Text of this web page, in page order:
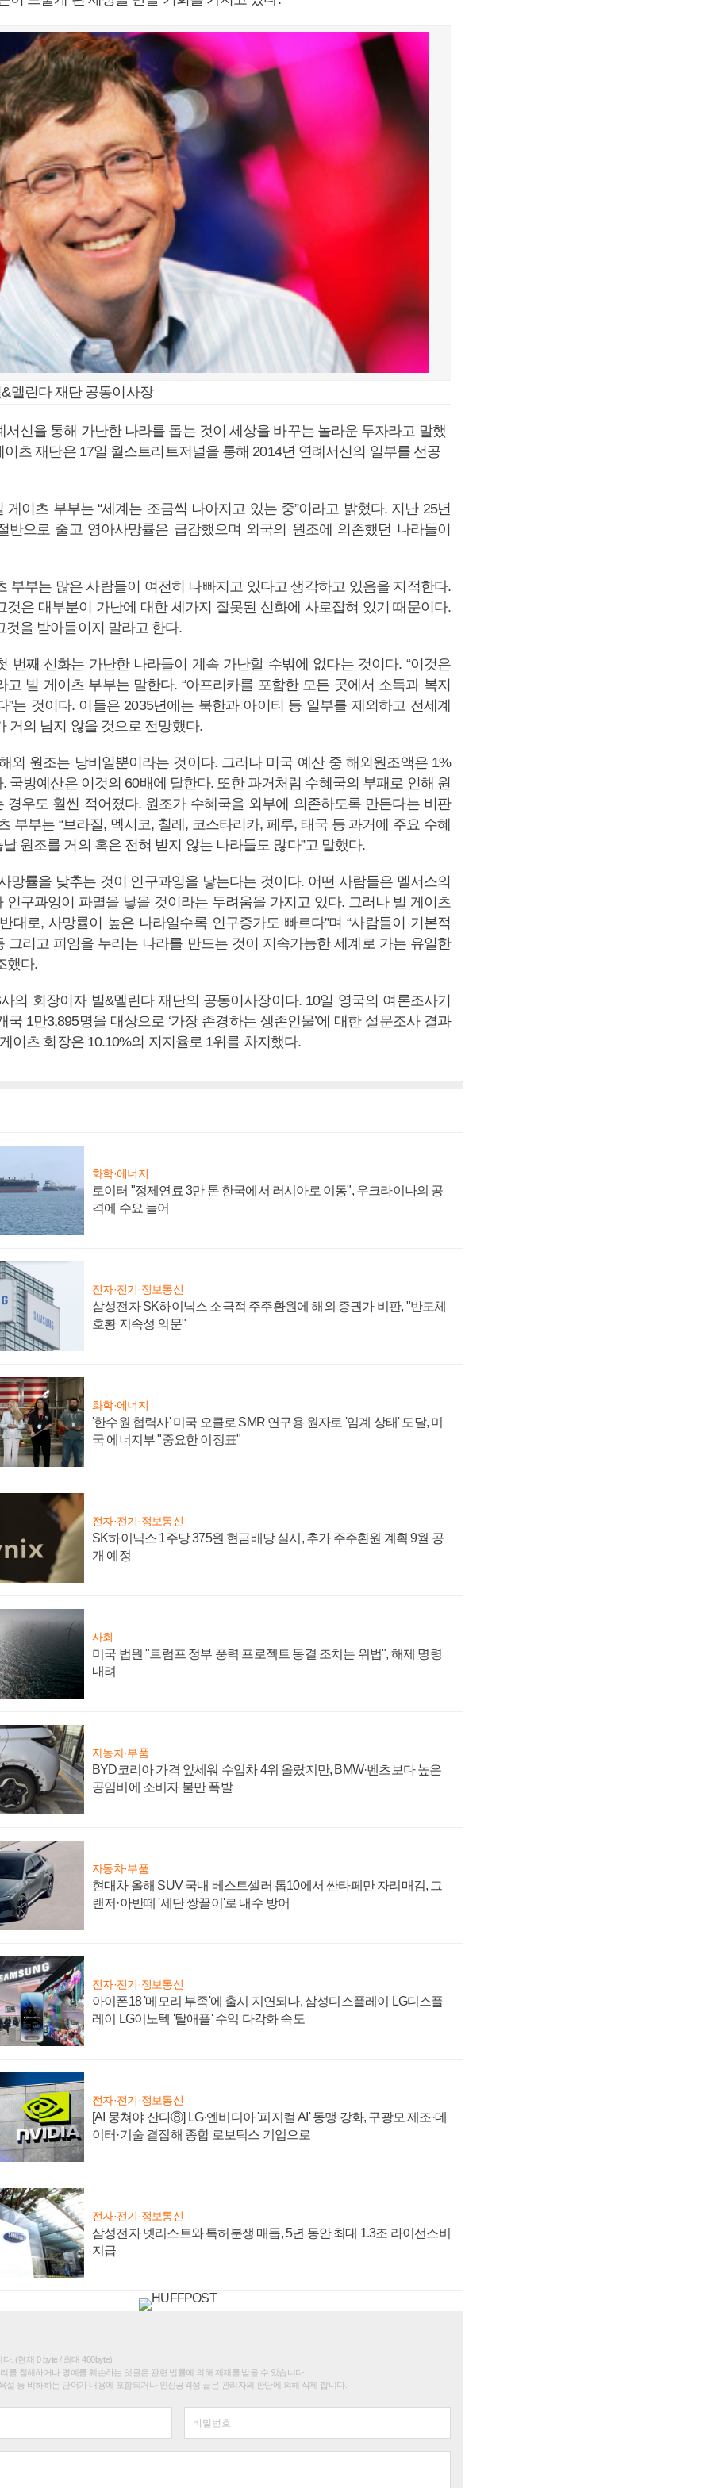
멜린다 재단 공동이사장
서신을 통해 가난한 나라를 돕는 것이 세상을 바꾸는 놀라운 투자라고 말했
이츠 재단은 17일 월스트리트저널을 통해 2014년 연례서신의 일부를 선공
게이츠 부부는 “세계는 조금씩 나아지고 있는 중”이라고 밝혔다. 지난 25년
반으로 줄고 영아사망률은 급감했으며 외국의 원조에 의존했던 나라들이
부부는 많은 사람들이 여전히 나빠지고 있다고 생각하고 있음을 지적한다.
것은 대부분이 가난에 대한 세가지 잘못된 신화에 사로잡혀 있기 때문이다.
것을 받아들이지 말라고 한다.
번째 신화는 가난한 나라들이 계속 가난할 수밖에 없다는 것이다. “이것은
고 빌 게이츠 부부는 말한다. “아프리카를 포함한 모든 곳에서 소득과 복지
”는 것이다. 이들은 2035년에는 북한과 아이티 등 일부를 제외하고 전세계
거의 남지 않을 것으로 전망했다.
외 원조는 낭비일뿐이라는 것이다. 그러나 미국 예산 중 해외원조액은 1%
국방예산은 이것의 60배에 달한다. 또한 과거처럼 수혜국의 부패로 인해 원
경우도 훨씬 적어졌다. 원조가 수혜국을 외부에 의존하도록 만든다는 비판
부부는 “브라질, 멕시코, 칠레, 코스타리카, 페루, 태국 등 과거에 주요 수혜
원조를 거의 혹은 전혀 받지 않는 나라들도 많다”고 말했다.
망률을 낮추는 것이 인구과잉을 낳는다는 것이다. 어떤 사람들은 멜서스의
인구과잉이 파멸을 낳을 것이라는 두려움을 가지고 있다. 그러나 빌 게이츠
대로, 사망률이 높은 나라일수록 인구증가도 빠르다”며 “사람들이 기본적
그리고 피임을 누리는 나라를 만드는 것이 지속가능한 세계로 가는 유일한
했다.
의 회장이자 빌&멜린다 재단의 공동이사장이다. 10일 영국의 여론조사기
국 1만3,895명을 대상으로 ‘가장 존경하는 생존인물’에 대한 설문조사 결과
이츠 회장은 10.10%의 지지율로 1위를 차지했다.
화학·에너지
로이터 "정제연료 3만 톤 한국에서 러시아로 이동", 우크라이나의 공
격에 수요 늘어
전자·전기·정보통신
삼성전자 SK하이닉스 소극적 주주환원에 해외 증권가 비판, "반도체
호황 지속성 의문"
화학·에너지
'한수원 협력사' 미국 오클로 SMR 연구용 원자로 '임계 상태' 도달, 미
국 에너지부 "중요한 이정표"
전자·전기·정보통신
SK하이닉스 1주당 375원 현금배당 실시, 추가 주주환원 계획 9월 공
개 예정
사회
미국 법원 "트럼프 정부 풍력 프로젝트 동결 조치는 위법", 해제 명령
내려
자동차·부품
BYD코리아 가격 앞세워 수입차 4위 올랐지만, BMW·벤츠보다 높은
공임비에 소비자 불만 폭발
자동차·부품
현대차 올해 SUV 국내 베스트셀러 톱10에서 싼타페만 자리매김, 그
랜저·아반떼 '세단 쌍끌이'로 내수 방어
전자·전기·정보통신
아이폰18 '메모리 부족'에 출시 지연되나, 삼성디스플레이 LG디스플
레이 LG이노텍 '탈애플' 수익 다각화 속도
전자·전기·정보통신
[AI 뭉쳐야 산다⑧] LG·엔비디아 '피지컬 AI' 동맹 강화, 구광모 제조·데
이터·기술 결집해 종합 로보틱스 기업으로
전자·전기·정보통신
삼성전자 넷리스트와 특허분쟁 매듭, 5년 동안 최대 1.3조 라이선스비
지급
. (현재 0 byte / 최대 400byte)
를 침해하거나 명예를 훼손하는 댓글은 관련 법률에 의해 제재를 받을 수 있습니다.
설 등 비하하는 단어가 내용에 포함되거나 인신공격성 글은 관리자의 판단에 의해 삭제 합니다.